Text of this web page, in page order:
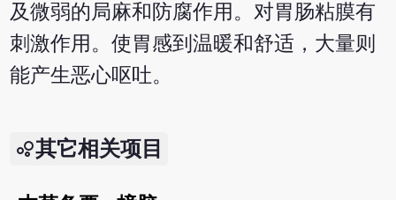
及微弱的局麻和防腐作用。对胃肠粘膜有
刺激作用。使胃感到温暖和舒适，大量则
能产生恶心呕吐。
其它相关项目